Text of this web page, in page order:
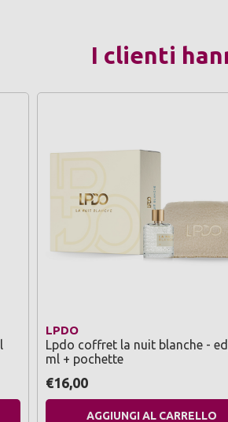
I clienti
LPDO
Lpdo coffret la nuit blanche -
ml + pochette
€16,00
AGGIUNGI AL CARRELLO